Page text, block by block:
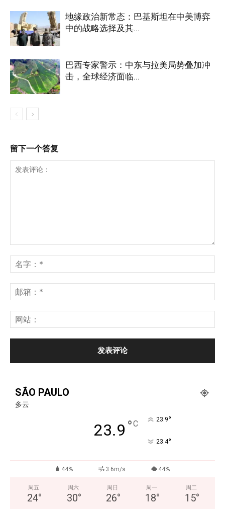
地缘政治新常态：巴基斯坦在中美博弈
中的战略选择及其...
巴西专家警示：中东与拉美局势叠加冲
击，全球经济面临...
留下一个答复
SÃO PAULO
多云
23.9 °C 23.9°
23.4°
44% 3.6m/s 44%
周五
24°
周六
30°
周日
26°
周一
18°
周二
15°